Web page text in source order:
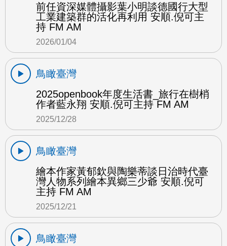
前任資深媒體攝影葉小明談德國行大型
工業建築群的活化再利用 安順.倪可主
持 FM AM
2026/01/04
鳥瞰臺灣
2025openbook年度生活書_旅行在樹梢
作者藍永翔 安順.倪可主持 FM AM
2025/12/28
鳥瞰臺灣
繪本作家黃郁欽與陶樂蒂談日治時代臺
灣人物系列繪本異鄉三少爺 安順.倪可
主持 FM AM
2025/12/21
鳥瞰臺灣